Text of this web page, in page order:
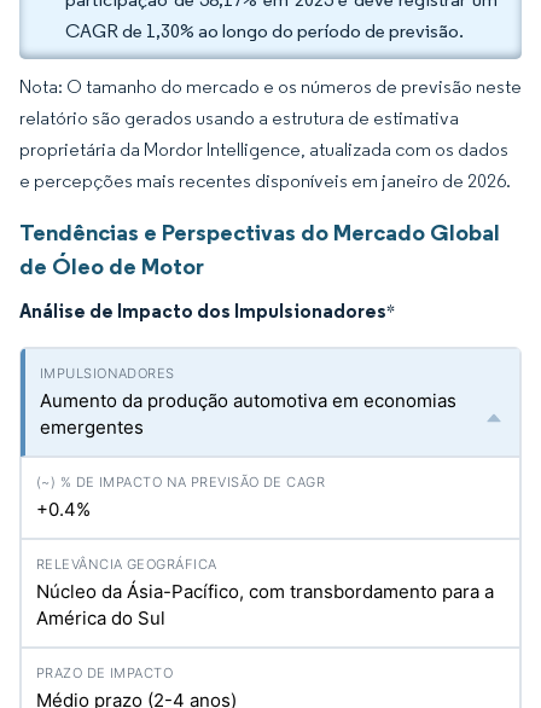
CAGR de 1,30% ao longo do período de previsão.
Nota: O tamanho do mercado e os números de previsão neste
relatório são gerados usando a estrutura de estimativa
proprietária da Mordor Intelligence, atualizada com os dados
e percepções mais recentes disponíveis em janeiro de 2026.
Tendências e Perspectivas do Mercado Global
de Óleo de Motor
Análise de Impacto dos Impulsionadores*
Aumento da produção automotiva em economias
emergentes
+0.4%
Núcleo da Ásia-Pacífico, com transbordamento para a
América do Sul
Médio prazo (2-4 anos)